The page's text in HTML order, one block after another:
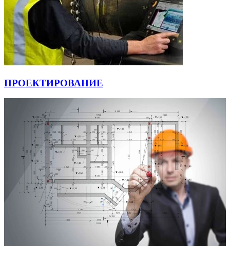
ПРОЕКТИРОВАНИЕ